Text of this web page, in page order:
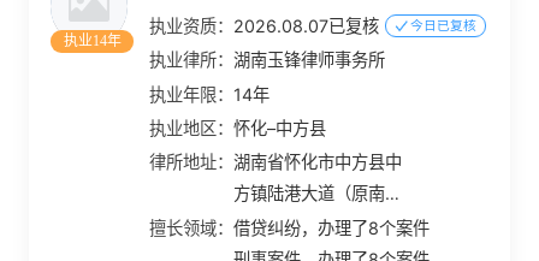
执业14年
执业资质： 2026.08.07已复核 今日已复核
执业律所：湖南玉锋律师事务所
执业年限： 14年
执业地区：怀化–中方县
律所地址：湖南省怀化市中方县中
方镇陆港大道（原南湖
中路）565号二楼
擅长领域：借贷纠纷，办理了8个案件